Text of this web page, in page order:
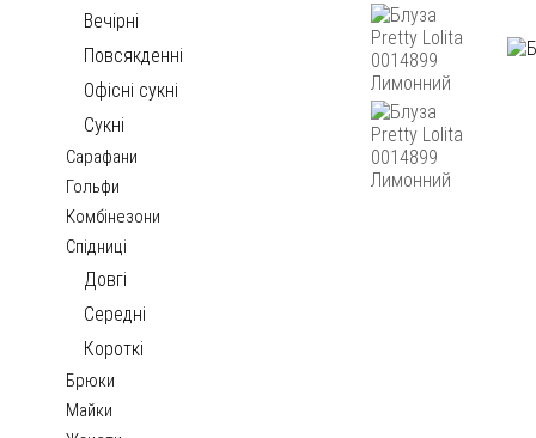
Вечірні
Повсякденні
Офісні сукні
Сукні
Сарафани
Гольфи
Комбінезони
Спідниці
Довгі
Середні
Короткі
Брюки
Майки